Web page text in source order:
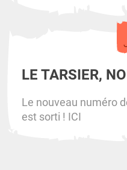
LE TARSIER,
Le nouveau numéro
est sorti ! ICI